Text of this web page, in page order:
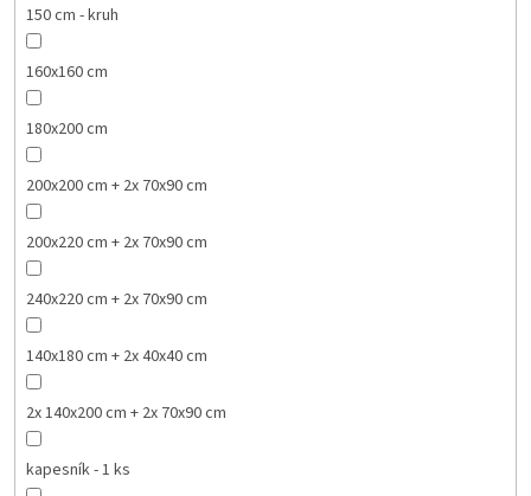
150 cm - kruh
160x160 cm
180x200 cm
200x200 cm + 2x 70x90 cm
200x220 cm + 2x 70x90 cm
240x220 cm + 2x 70x90 cm
140x180 cm + 2x 40x40 cm
2x 140x200 cm + 2x 70x90 cm
kapesník - 1 ks